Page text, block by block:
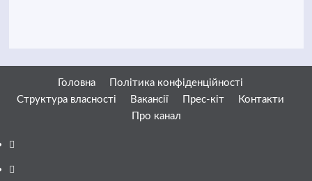
Головна
Політика конфіденційності
Структура власності
Вакансії Прес-кіт
Контакти
Про канал
Facebook
YouTube